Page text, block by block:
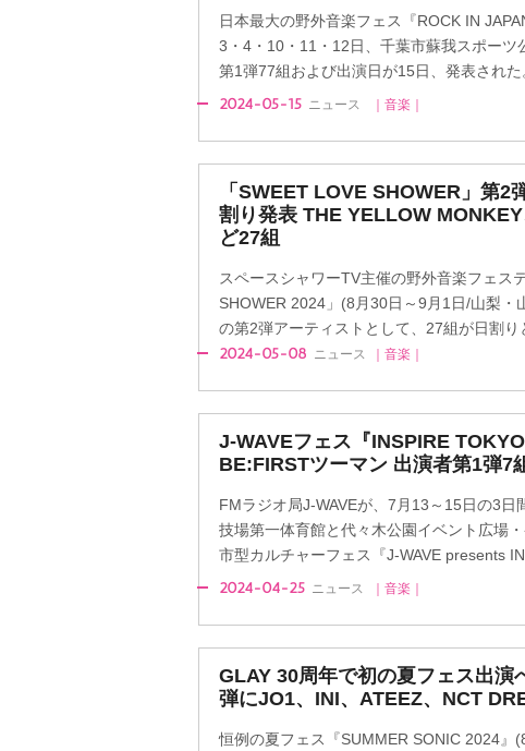
日本最大の野外音楽フェス『ROCK IN
3・4・10・11・12日、千葉市蘇我スポーツ
第1弾77組および出演日が15日、発表された
2024-05-15 ニュース ｜音楽｜
「SWEET LOVE SHOWER」第2
割り発表 THE YELLOW
ど27組
スペースシャワーTV主催の野外音楽フェス
SHOWER 2024」(8月30日～9月1日/山梨・
の第2弾アーティストとして、27組が日割り
2024-05-08 ニュース ｜音楽｜
J-WAVEフェス『INSPIRE
BE:FIRSTツーマン 出演者第1弾7
FMラジオ局J-WAVEが、7月13～15日の3日
技場第一体育館と代々木公園イベント広場
市型カルチャーフェス『J-WAVE presents
2024-04-25 ニュース ｜音楽｜
GLAY 30周年で初の夏フェス出演
弾にJO1、INI、ATEEZ、NCT
恒例の夏フェス『SUMMER SONIC 2024』